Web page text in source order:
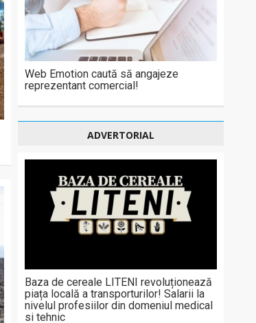
Web Emotion caută să angajeze
reprezentant comercial!
ADVERTORIAL
Baza de cereale LITENI revoluționează
piața locală a transporturilor! Salarii la
nivelul profesiilor din domeniul medical
si tehnic